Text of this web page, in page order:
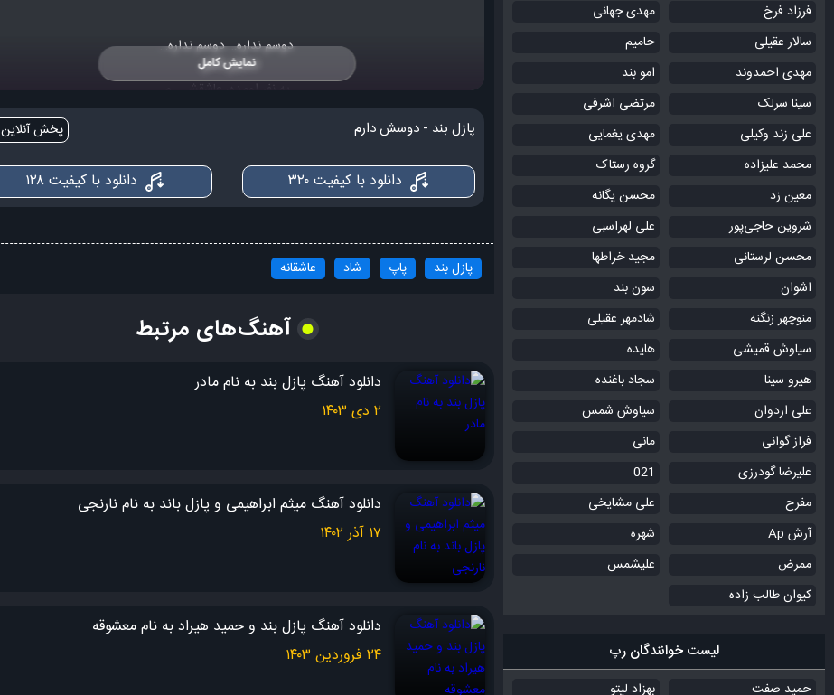
دوسم نداره… دوسم نداره…
یه نفر اومده، عاشقشـــم
دوسش دارم‌…
دوسم نداره… دل بی قراره….
اون قلب منو آتیش می زنـــــه
درگیرشم و نه! اما نمی دونه…
چشماش که به چشمام زُل می زنه
دوسم نداره… دوسم نـــداره…
نمایش کامل
پازل بند - دوسش دارم پخش آنلاین
دانلود با کیفیت ۳۲۰ دانلود با کیفیت ۱۲۸
پازل بند پاپ شاد عاشقانه
آهنگ‌های مرتبط
دانلود آهنگ پازل بند به نام مادر
۲ دی ۱۴۰۳
دانلود آهنگ میثم ابراهیمی و پازل باند به نام نارنجی
۱۷ آذر ۱۴۰۲
دانلود آهنگ پازل بند و حمید هیراد به نام معشوقه
۲۴ فروردین ۱۴۰۳
فرزاد فرخ
مهدی جهانی
سالار عقیلی
حامیم
مهدی احمدوند
امو بند
سینا سرلک
مرتضی اشرفی
علی زند وکیلی
مهدی یغمایی
محمد علیزاده
گروه رستاک
معین زد
محسن یگانه
شروین حاجی‌پور
علی لهراسبی
محسن لرستانی
مجید خراطها
اشوان
سون بند
منوچهر زنگنه
شادمهر عقیلی
سیاوش قمیشی
هایده
هیرو سینا
سجاد باغنده
علی اردوان
سیاوش شمس
فراز گوانی
مانی
علیرضا گودرزی
021
مفرح
علی مشایخی
آرش Ap
شهره
ممرض
علیشمس
کیوان طالب زاده
لیست خوانندگان رپ
حمید صفت
بهزاد لیتو